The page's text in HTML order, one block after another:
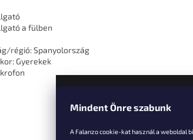
Mindent Önre szabunk
A Falanzo cookie-kat használ a weboldal
a fülben
régió: Spanyolország
Gyerekek